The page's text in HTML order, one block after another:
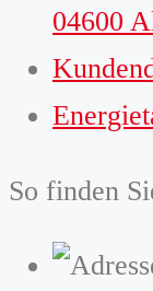
04600
So finden